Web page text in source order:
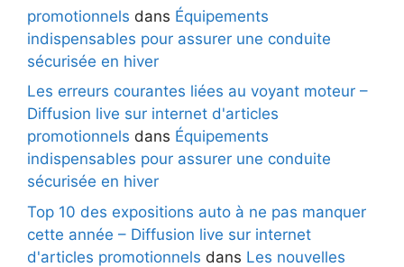
promotionnels dans Équipements
indispensables pour assurer une conduite
sécurisée en hiver
Les erreurs courantes liées au voyant moteur –
Diffusion live sur internet d'articles
promotionnels dans Équipements
indispensables pour assurer une conduite
sécurisée en hiver
Top 10 des expositions auto à ne pas manquer
cette année – Diffusion live sur internet
d'articles promotionnels dans Les nouvelles